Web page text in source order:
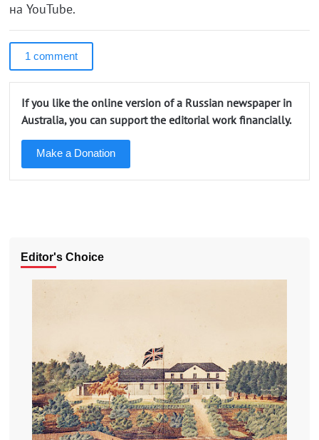
на YouTube.
1 comment
If you like the online version of a Russian newspaper in
Australia, you can support the editorial work financially.
Make a Donation
Editor's Choice